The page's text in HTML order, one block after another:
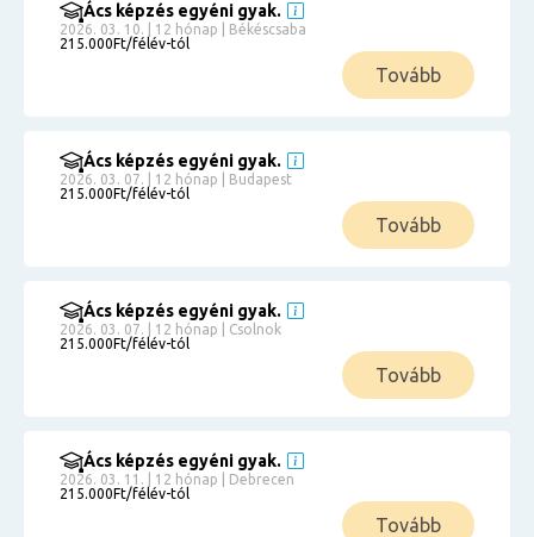
Ács képzés egyéni gyak.
2026. 03. 10. | 12 hónap | Békéscsaba
215.000Ft/félév-tól
Tovább
Ács képzés egyéni gyak.
2026. 03. 07. | 12 hónap | Budapest
215.000Ft/félév-tól
Tovább
Ács képzés egyéni gyak.
2026. 03. 07. | 12 hónap | Csolnok
215.000Ft/félév-tól
Tovább
Ács képzés egyéni gyak.
2026. 03. 11. | 12 hónap | Debrecen
215.000Ft/félév-tól
Tovább